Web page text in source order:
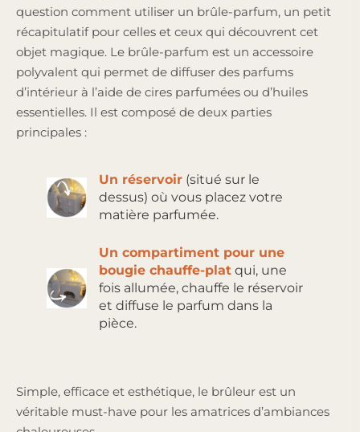
question comment utiliser un brûle-parfum, un petit
récapitulatif pour celles et ceux qui découvrent cet
objet magique. Le brûle-parfum est un accessoire
polyvalent qui permet de diffuser des parfums
d’intérieur à l’aide de cires parfumées ou d’huiles
essentielles. Il est composé de deux parties
principales :
Un réservoir (situé sur le
dessus) où vous placez votre
matière parfumée.
Un compartiment pour une
bougie chauffe-plat qui, une
fois allumée, chauffe le réservoir
et diffuse le parfum dans la
pièce.
Simple, efficace et esthétique, le brûleur est un
véritable must-have pour les amatrices d’ambiances